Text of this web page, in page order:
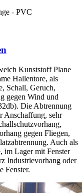
Kunststoff Plane
Hallentore, als
Schall, Geruch,
gegen Wind und
Die Abtrennung
Anschaffung, sehr
gegen Fliegen,
Auch als
im Lager mit Fenster
Industrievorhang oder
Fenster.